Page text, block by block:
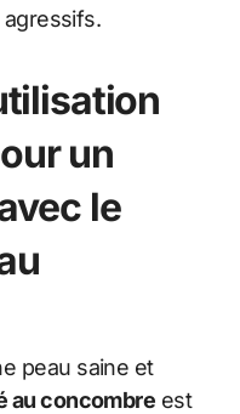
un
le
peau saine et
au concombre est